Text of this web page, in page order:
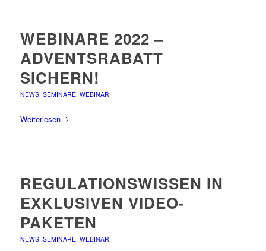
WEBINARE 2022 –
ADVENTSRABATT
SICHERN!
NEWS, SEMINARE, WEBINAR
Weiterlesen
REGULATIONSWISSEN IN
EXKLUSIVEN VIDEO-
PAKETEN
NEWS, SEMINARE, WEBINAR